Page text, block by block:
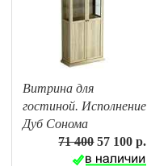
Витрина для
гостиной. Исполнение
Дуб Сонома
71 40057 100 р.